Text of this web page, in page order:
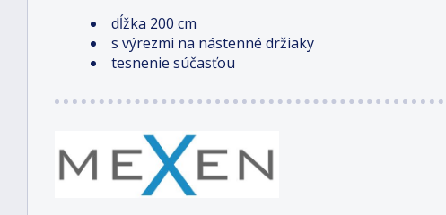
dĺžka 200 cm
s výrezmi na nástenné držiaky
tesnenie súčasťou